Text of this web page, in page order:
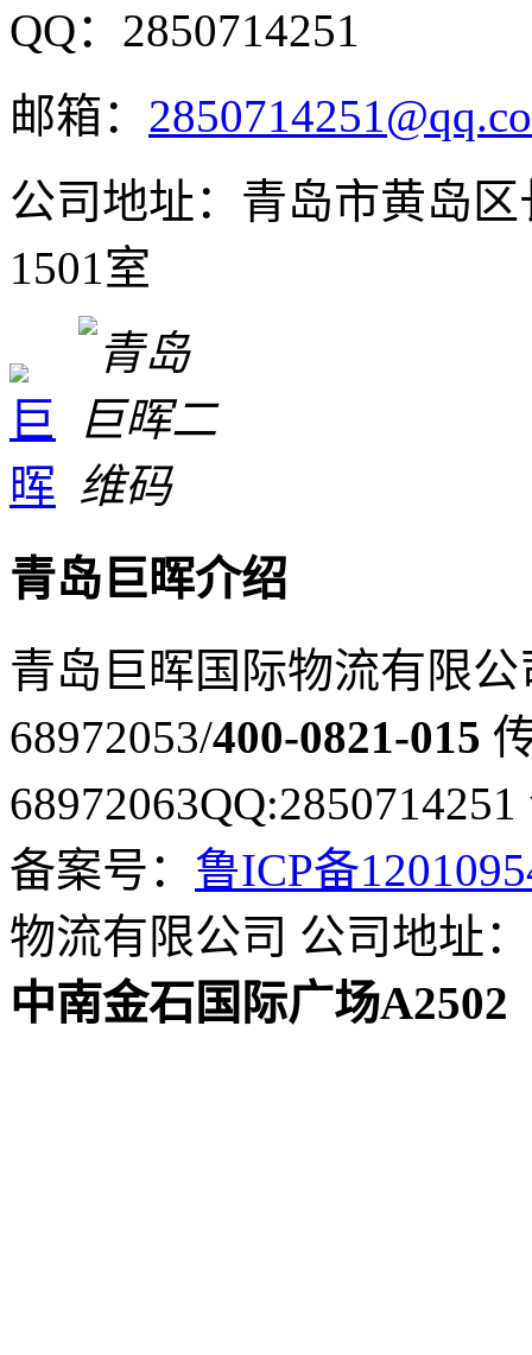
QQ：2850714251
邮箱：
公司地址：青岛市黄岛
1501室
青岛巨晖介绍
青岛巨晖国际物流有限公
68972053/400-0821-015
68972063QQ:2850714251
备案号： 鲁ICP备
物流有限公司 公司地址：
中南金石国际广场A2502